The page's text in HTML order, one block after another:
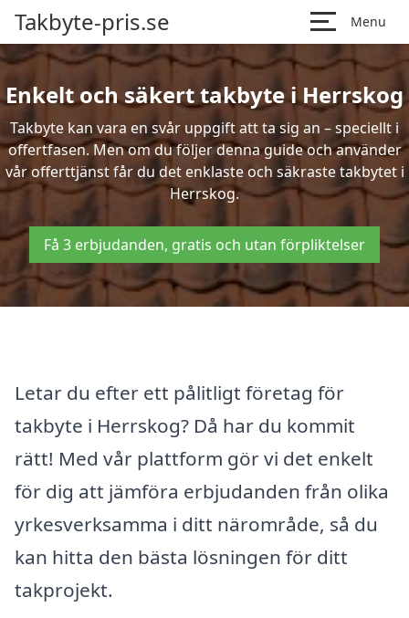
Takbyte-pris.se Menu
Enkelt och säkert takbyte i Herrskog
Takbyte kan vara en svår uppgift att ta sig an – speciellt i
offertfasen. Men om du följer denna guide och använder
vår offerttjänst får du det enklaste och säkraste takbytet i
Herrskog.
Få 3 erbjudanden, gratis och utan förpliktelser
Letar du efter ett pålitligt företag för
takbyte i Herrskog? Då har du kommit
rätt! Med vår plattform gör vi det enkelt
för dig att jämföra erbjudanden från olika
yrkesverksamma i ditt närområde, så du
kan hitta den bästa lösningen för ditt
takprojekt.